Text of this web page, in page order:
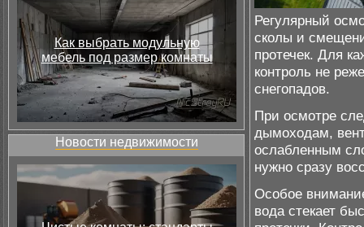
Как выбрать модульную
мебель под размер комнаты
Новости недвижимости
Регулярный
сколы и
протечек. Для
контроль не
снегопадов.
При осмотре
дымоходам,
ослабленным
нужно сразу
Особое
вода стекает